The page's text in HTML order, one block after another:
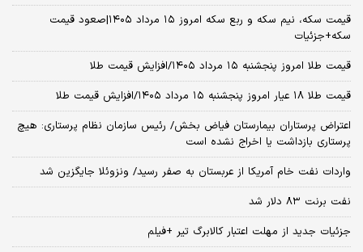
قیمت سکه، نیم سکه و ربع سکه امروز ۱۵ مرداد ۱۴۰۵|صعود قیمت
سکه+جزئیات
قیمت طلا امروز پنجشنبه ۱۵ مرداد ۱۴۰۵/افزایش قیمت طلا
قیمت طلا ۱۸ عیار امروز پنجشنبه ۱۵ مرداد ۱۴۰۵/افزایش قیمت طلا
اعتراض پرستاران بیمارستان فیاض بخش/ رئیس سازمان نظام پرستاری: هیچ
پرستاری بازداشت یا اخراج نشده است
واردات نفت خام آمریکا از عربستان به صفر رسید/ ونزوئلا جایگزین شد
نفت برنت ۸۳ دلار شد
جزئیات جدید از مهلت اعتبار کالابرگ تیر +فیلم